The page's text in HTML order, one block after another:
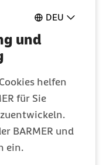
DEU
und
Cookies helfen
für Sie
BARMER und
ein.
macht –
Angebot steht
davon, wo
Kiefer. Die
Vorgaben der
Inhalt und
sowie
Alle nötigen